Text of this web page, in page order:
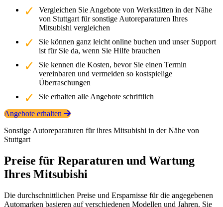
Vergleichen Sie Angebote von Werkstätten in der Nähe
von Stuttgart für sonstige Autoreparaturen Ihres
Mitsubishi vergleichen
Sie können ganz leicht online buchen und unser Support
ist für Sie da, wenn Sie Hilfe brauchen
Sie kennen die Kosten, bevor Sie einen Termin
vereinbaren und vermeiden so kostspielige
Überraschungen
Sie erhalten alle Angebote schriftlich
Angebote erhalten
Sonstige Autoreparaturen für ihres Mitsubishi in der Nähe von
Stuttgart
Preise für Reparaturen und Wartung
Ihres Mitsubishi
Die durchschnittlichen Preise und Ersparnisse für die angegebenen
Automarken basieren auf verschiedenen Modellen und Jahren. Sie